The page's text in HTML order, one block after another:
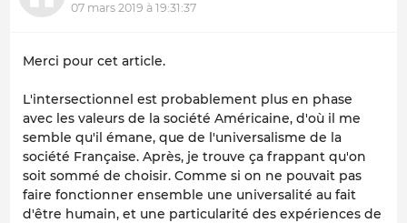
07 mars 2019 à 19:31:37
Merci pour cet article.
L'intersectionnel est probablement plus en phase
avec les valeurs de la société Américaine, d'où il me
semble qu'il émane, que de l'universalisme de la
société Française. Après, je trouve ça frappant qu'on
soit sommé de choisir. Comme si on ne pouvait pas
faire fonctionner ensemble une universalité au fait
d'être humain, et une particularité des expériences de